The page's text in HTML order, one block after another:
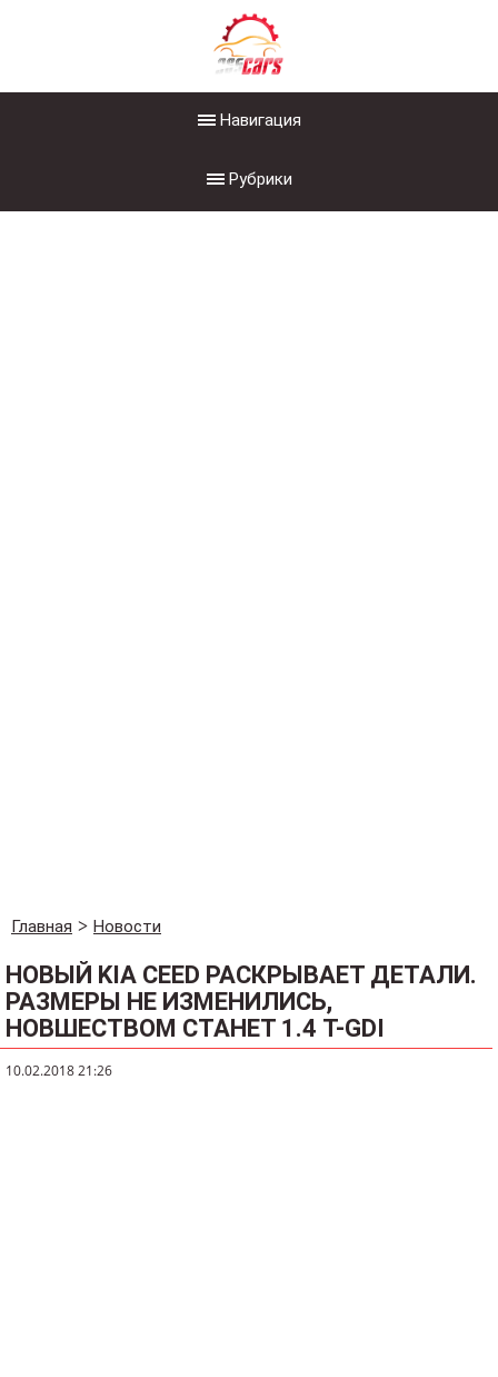
Навигация
Рубрики
Главная Новости
НОВЫЙ KIA CEED РАСКРЫВАЕТ ДЕТАЛИ.
РАЗМЕРЫ НЕ ИЗМЕНИЛИСЬ,
НОВШЕСТВОМ СТАНЕТ 1.4 T-GDI
10.02.2018 21:26